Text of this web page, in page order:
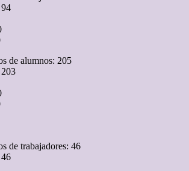
de alumnos: 205
de trabajadores: 46